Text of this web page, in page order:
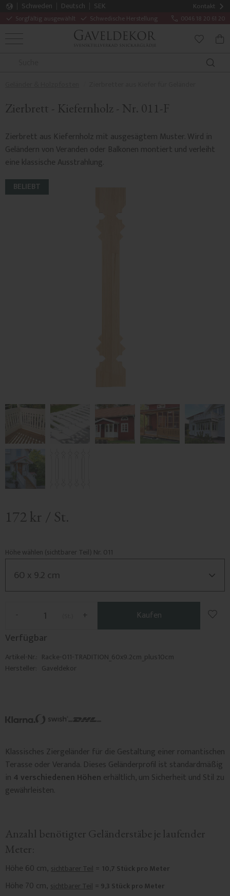
Kontakt
Sorgfältig ausgewählt Schwedische Herstellung 0046 18 20 61 20
Schweden Deutsch
SEK
MENÜ
Zierbrett - Kiefernholz - Nr. 011-F
Zierbrett aus Kiefernholz mit ausgesägtem Muster. Wird in
Geländern von Veranden oder Balkonen montiert und verleiht
eine klassische Ausstrahlung.
BELIEBT
172 kr / St.
Höhe wählen (sichtbarer Teil) Nr. 011
+
- Kaufen
Zu
Verfügbar
Artikel-Nr. Racke-011-TRADITION_60x9.2cm_plus10cm
Hersteller Gaveldekor
Klassisches Ziergeländer für die Gestaltung einer romantischen
Terasse oder Veranda. Dieses Geländerprofil ist standardmäßig
in 4 verschiedenen Höhen erhältlich, um Sicherheit und Stil zu
gewährleisten.
Anzahl benötigter Geländerstäbe je laufender
Meter:
Höhe 60 cm, sichtbarer Teil = 10,7 Stück pro Meter
Höhe 70 cm, sichtbarer Teil = 9,3 Stück pro Meter